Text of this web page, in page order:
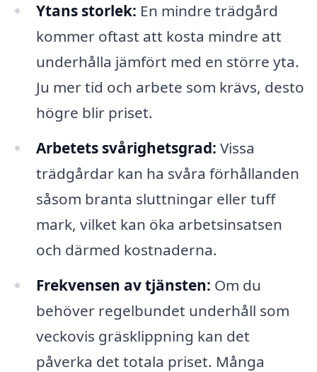
Ytans storlek: En mindre trädgård
kommer oftast att kosta mindre att
underhålla jämfört med en större yta.
Ju mer tid och arbete som krävs, desto
högre blir priset.
Arbetets svårighetsgrad: Vissa
trädgårdar kan ha svåra förhållanden
såsom branta sluttningar eller tuff
mark, vilket kan öka arbetsinsatsen
och därmed kostnaderna.
Frekvensen av tjänsten: Om du
behöver regelbundet underhåll som
veckovis gräsklippning kan det
påverka det totala priset. Många